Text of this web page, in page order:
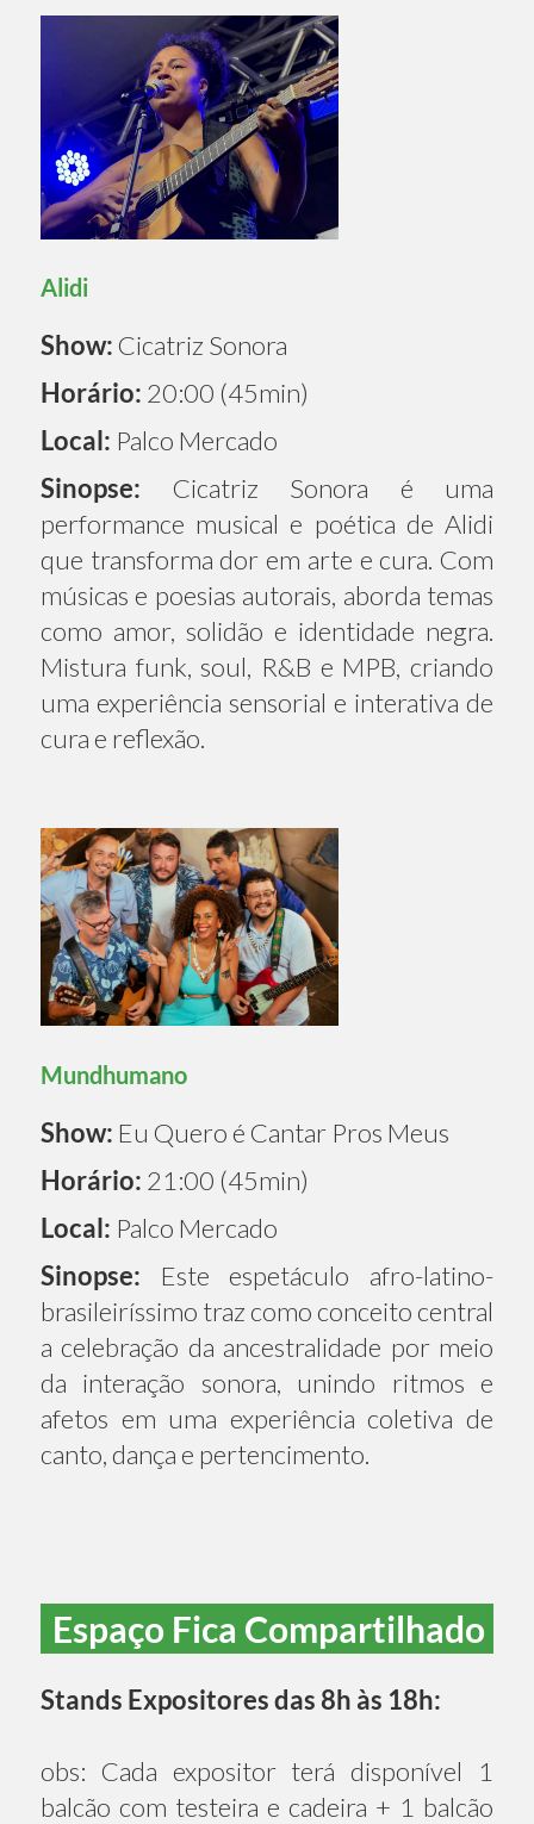
Alidi
Show: Cicatriz Sonora
Horário: 20:00 (45min)
Local: Palco Mercado
Sinopse: Cicatriz Sonora é uma
performance musical e poética de Alidi
que transforma dor em arte e cura. Com
músicas e poesias autorais, aborda temas
como amor, solidão e identidade negra.
Mistura funk, soul, R&B e MPB, criando
uma experiência sensorial e interativa de
cura e reflexão.
Mundhumano
Show: Eu Quero é Cantar Pros Meus
Horário: 21:00 (45min)
Local: Palco Mercado
Sinopse: Este espetáculo afro-latino-
brasileiríssimo traz como conceito central
a celebração da ancestralidade por meio
da interação sonora, unindo ritmos e
afetos em uma experiência coletiva de
canto, dança e pertencimento.
Espaço Fica Compartilhado
Stands Expositores das 8h às 18h:
obs: Cada expositor terá disponível 1
balcão com testeira e cadeira + 1 balcão